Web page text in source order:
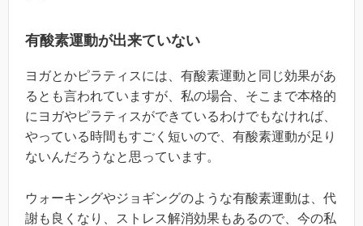
有酸素運動が出来ていない
ヨガとかピラティスには、有酸素運動と同じ効果があ
るとも言われていますが、私の場合、そこまで本格的
にヨガやピラティスができているわけでもなければ、
やっている時間もすごく短いので、有酸素運動が足り
ないんだろうなと思っています。
ウォーキングやジョギングのような有酸素運動は、代
謝も良くなり、ストレス解消効果もあるので、今の私